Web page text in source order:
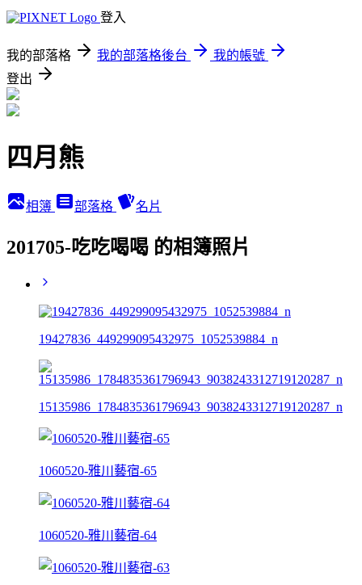
登入
我的部落格 我的部落格後台
我的帳號
登出
四月熊
相簿 部落格 名片
201705-吃吃喝喝 的相簿照片
19427836_449299095432975_1052539884_n
15135986_1784835361796943_9038243312719120287_n
1060520-雅川藝宿-65
1060520-雅川藝宿-64